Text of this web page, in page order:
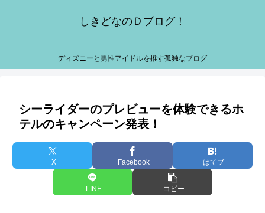
しきどなのＤブログ！
ディズニーと男性アイドルを推す孤独なブログ
シーライダーのプレビューを体験できるホ
テルのキャンペーン発表！
X Facebook はてブ
LINE コピー